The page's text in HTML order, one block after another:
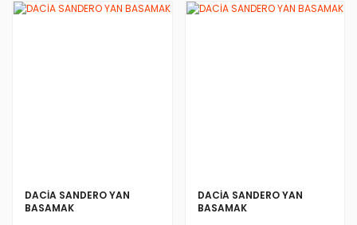
DACİA SANDERO YAN
BASAMAK
DACİA SANDERO YAN
BASAMAK